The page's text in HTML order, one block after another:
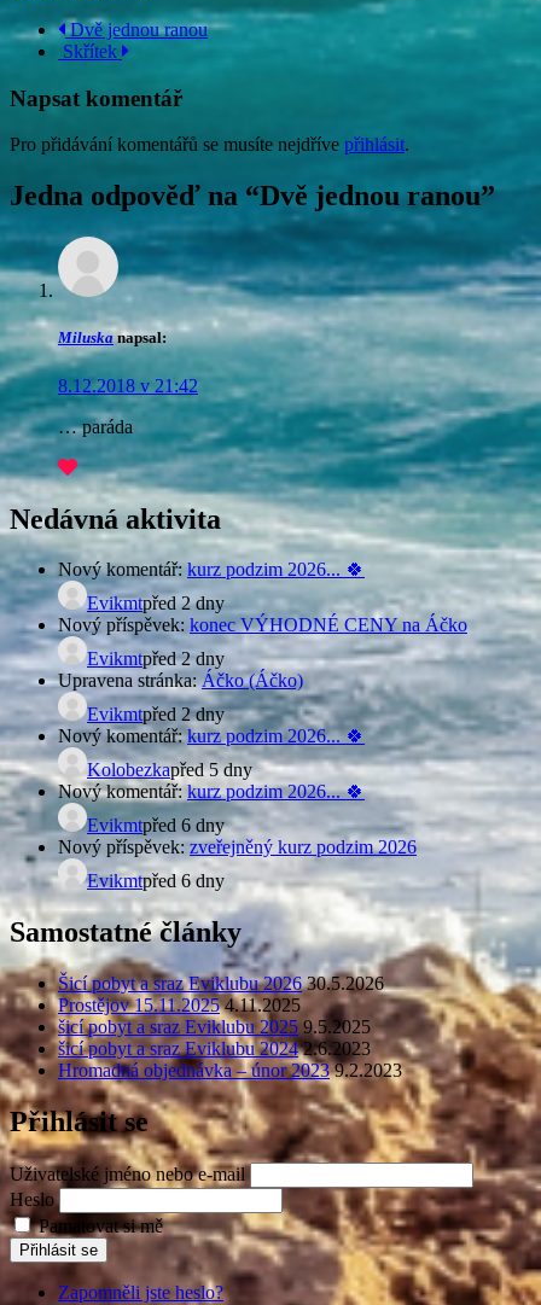
Navigace
příspěvku
Dvě jednou ranou
Skřítek
Napsat komentář
Pro přidávání komentářů se musíte nejdříve přihlásit.
Jedna odpověď na “Dvě jednou ranou”
Miluska napsal:
8.12.2018 v 21:42
… paráda
Nedávná aktivita
Nový komentář:kurz podzim 2026... 🍀
Evikmtpřed 2 dny
Nový příspěvek: konec VÝHODNÉ CENY na Áčko
Evikmtpřed 2 dny
Upravena stránka:Áčko (Áčko)
Evikmtpřed 2 dny
Nový komentář:kurz podzim 2026... 🍀
Kolobezkapřed 5 dny
Nový komentář:kurz podzim 2026... 🍀
Evikmtpřed 6 dny
Nový příspěvek:zveřejněný kurz podzim 2026
Evikmtpřed 6 dny
Samostatné články
Šicí pobyt a sraz Eviklubu 2026 30.5.2026
Prostějov 15.11.2025 4.11.2025
šicí pobyt a sraz Eviklubu 2025 9.5.2025
šicí pobyt a sraz Eviklubu 2024 2.6.2023
Hromadná objednávka – únor 2023 9.2.2023
Přihlásit se
Uživatelské jméno nebo e-mail
Heslo
Pamatovat si mě
Přihlásit se
Zapomněli jste heslo?